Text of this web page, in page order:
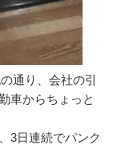
通り、会社の引
車からちょっと
3日連続でパンク